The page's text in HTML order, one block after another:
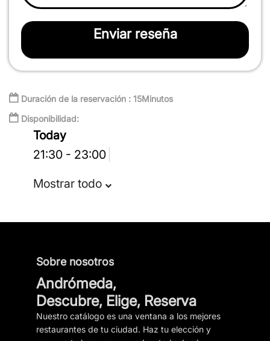
Enviar reseña
Duración de la reservación : 15Minutos
Disponibilidad:
Today
21:30 - 23:00
Mostrar todo
Sobre nosotros
Andrómeda,
Descubre, Elige, Reserva
Nuestro catálogo es una ventana a los mejores
restaurantes de tu ciudad. Haz tu elección y